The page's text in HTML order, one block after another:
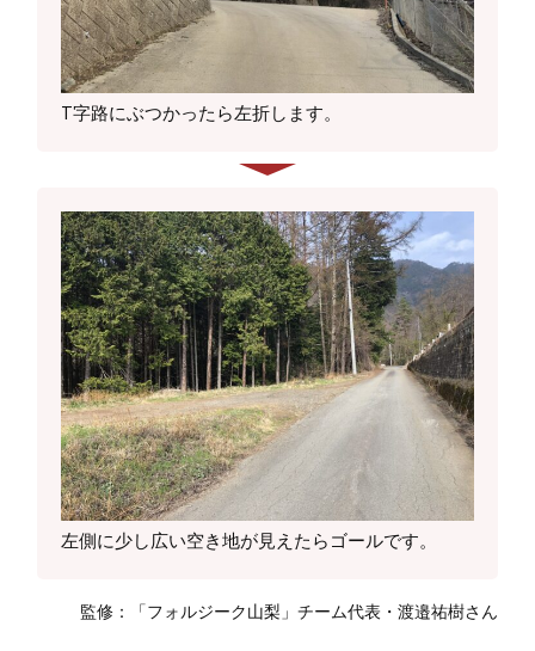
T字路にぶつかったら左折します。
左側に少し広い空き地が見えたらゴールです。
監修：「フォルジーク山梨」チーム代表・渡邉祐樹さん